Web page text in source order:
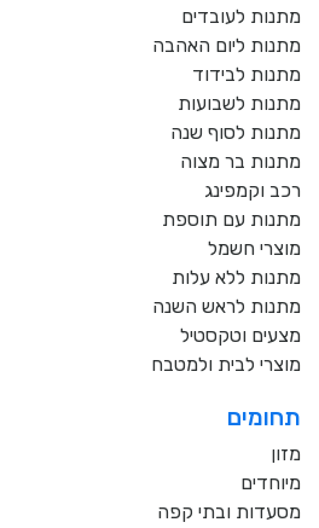
מתנות לעובדים
מתנות ליום האהבה
מתנות לבידוד
מתנות לשבועות
מתנות לסוף שנה
מתנות בר מצוה
רכב וקמפינג
מתנות עם תוספת
מוצרי חשמל
מתנות ללא עלות
מתנות לראש השנה
מצעים וטקסטיל
מוצרי לבית ולמטבח
תחומים
מזון
מיוחדים
מסעדות ובתי קפה